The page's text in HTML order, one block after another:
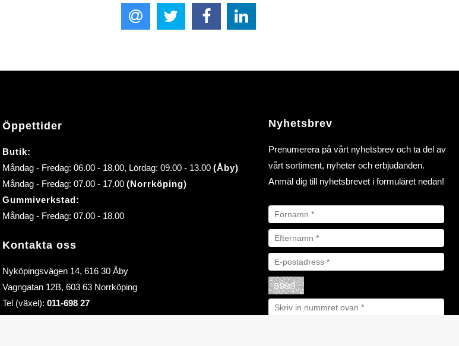
Öppettider
Butik:
Måndag - Fredag: 06.00 - 18.00, Lördag: 09.00 - 13.00 (Åby)
Måndag - Fredag: 07.00 - 17.00 (Norrköping)
Gummiverkstad:
Måndag - Fredag: 07.00 - 18.00
Kontakta oss
Nyköpingsvägen 14, 616 30 Åby
Vagngatan 12B, 603 63 Norrköping
Tel (växel): 011-698 27
Nyhetsbrev
Prenumerera på vårt nyhetsbrev och ta del av
vårt sortiment, nyheter och erbjudanden.
Anmäl dig till nyhetsbrevet i formuläret nedan!